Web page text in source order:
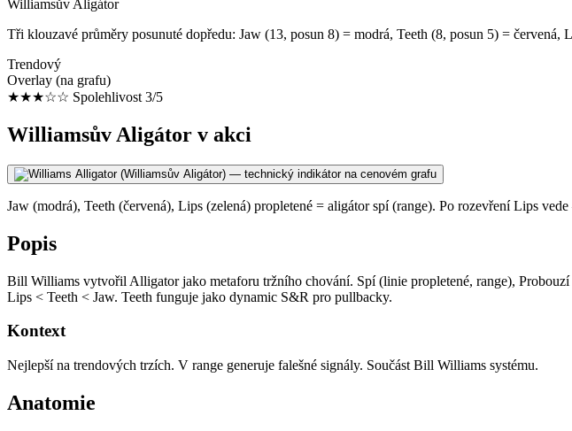
Williamsův Aligátor
Tři klouzavé průměry posunuté dopředu: Jaw (13, posun 8) = modrá, Teeth (8, posun 5) = červená,
Trendový
Overlay (na grafu)
★★★☆☆ Spolehlivost 3/5
Williamsův Aligátor v akci
Jaw (modrá), Teeth (červená), Lips (zelená) propletené = aligátor spí (range). Po rozevření Lips
Popis
Bill Williams vytvořil Alligator jako metaforu tržního chování. Spí (linie propletené, range),
Lips < Teeth < Jaw. Teeth funguje jako dynamic S&R pro pullbacky.
Kontext
Nejlepší na trendových trzích. V range generuje falešné signály. Součást Bill Williams systému.
Anatomie